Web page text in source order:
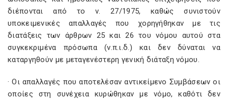
διέπονται από το ν. 27/1975, καθώς συνιστούν
υποκειμενικές απαλλαγές που χορηγήθηκαν με τις
διατάξεις των άρθρων 25 και 26 του νόμου αυτού στα
συγκεκριμένα πρόσωπα (ν.π.ι.δ.) και δεν δύναται να
καταργηθούν με μεταγενέστερη γενική διάταξη νόμου.
· Οι απαλλαγές που αποτελέσαν αντικείμενο Συμβάσεων οι
οποίες στη συνέχεια κυρώθηκαν με νόμο, καθότι δεν